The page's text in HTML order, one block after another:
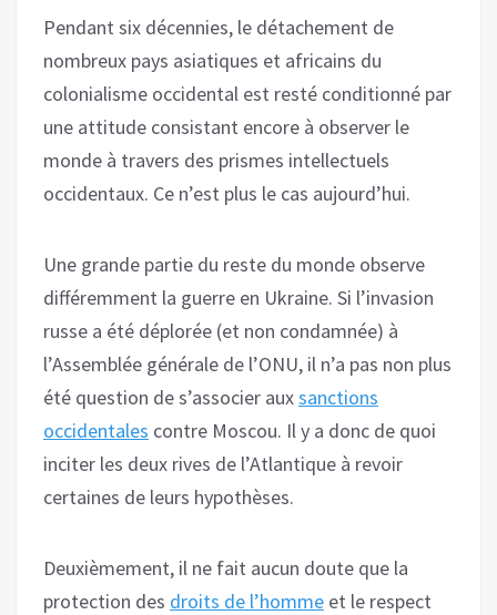
Pendant six décennies, le détachement de
nombreux pays asiatiques et africains du
colonialisme occidental est resté conditionné par
une attitude consistant encore à observer le
monde à travers des prismes intellectuels
occidentaux. Ce n’est plus le cas aujourd’hui.
Une grande partie du reste du monde observe
différemment la guerre en Ukraine. Si l’invasion
russe a été déplorée (et non condamnée) à
l’Assemblée générale de l’ONU, il n’a pas non plus
été question de s’associer auxsanctions
occidentales contre Moscou. Il y a donc de quoi
inciter les deux rives de l’Atlantique à revoir
certaines de leurs hypothèses.
Deuxièmement, il ne fait aucun doute que la
protection des droits de l’homme et le respect